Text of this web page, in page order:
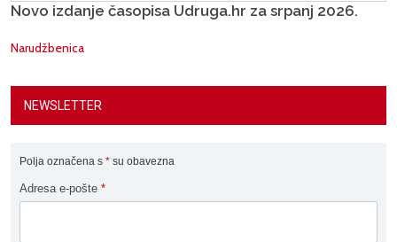
Novo izdanje časopisa Udruga.hr za srpanj 2026.
Narudžbenica
NEWSLETTER
Polja označena s * su obavezna
Adresa e-pošte *